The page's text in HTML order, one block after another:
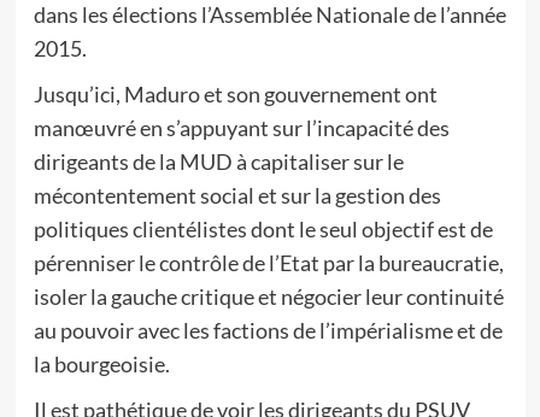
dans les élections l’Assemblée Nationale de l’année
2015.
Jusqu’ici, Maduro et son gouvernement ont
manœuvré en s’appuyant sur l’incapacité des
dirigeants de la MUD à capitaliser sur le
mécontentement social et sur la gestion des
politiques clientélistes dont le seul objectif est de
pérenniser le contrôle de l’Etat par la bureaucratie,
isoler la gauche critique et négocier leur continuité
au pouvoir avec les factions de l’impérialisme et de
la bourgeoisie.
Il est pathétique de voir les dirigeants du PSUV